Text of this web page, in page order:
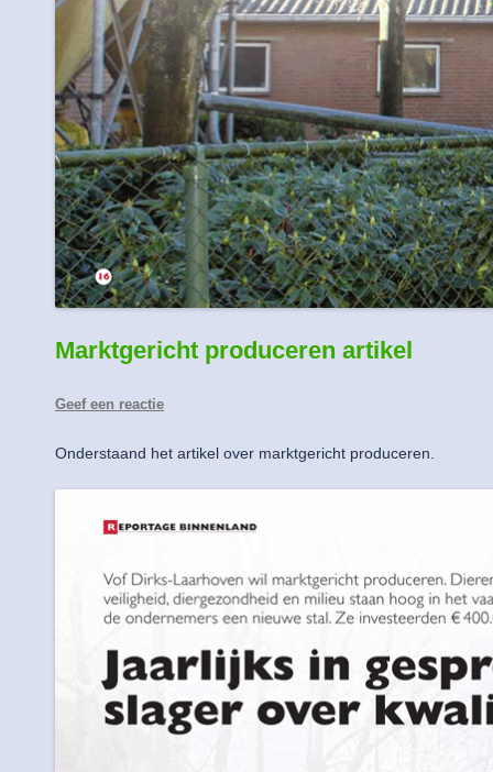
Marktgericht produceren artikel
Geef een reactie
Onderstaand het artikel over marktgericht produceren.